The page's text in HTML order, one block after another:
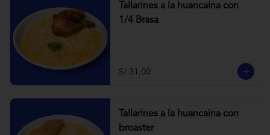
Tallarines a la huancaina con
1/4 Brasa
S/ 31.00
Tallarines a la huancaina con
broaster